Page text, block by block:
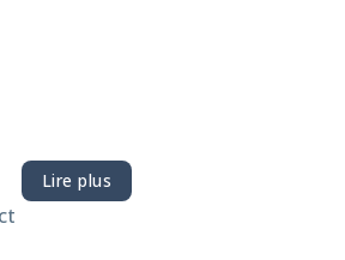
Lire plus